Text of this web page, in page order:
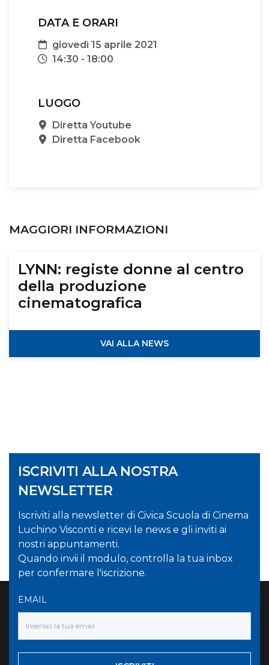
DATA E ORARI
Data
giovedì 15 aprile 2021
Orari
14:30 - 18:00
LUOGO
Sede
Diretta Youtube
Sede
Diretta Facebook
MAGGIORI INFORMAZIONI
LYNN: registe donne al centro
della produzione
cinematografica
VAI ALLA NEWS
ISCRIVITI ALLA NOSTRA
NEWSLETTER
Iscriviti alla newsletter di Civica Scuola di Cinema
Luchino Visconti e ricevi le news e gli inviti ai
nostri appuntamenti.
Quando invii il modulo, controlla la tua inbox
per confermare l'iscrizione.
EMAIL